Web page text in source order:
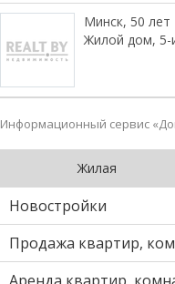
Минск, 50 лет
Жилой дом, 5-
Информационный сервис
Жилая
Новостройки
Продажа квартир,